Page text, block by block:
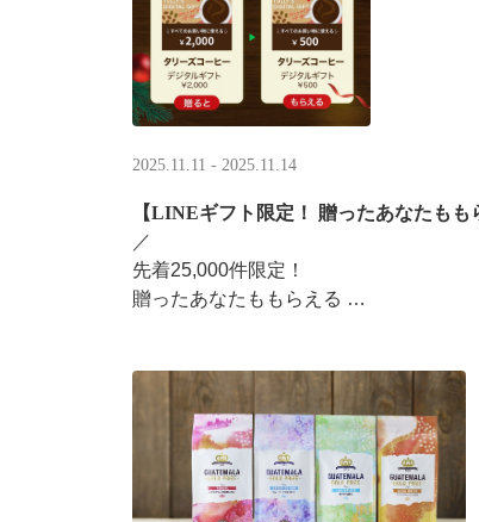
2025.11.11 - 2025.11.14
【LINEギフト限定！ 贈ったあなたもも
／ ​
先着25,000件限定！​
贈ったあなたももらえる ​
LINEギフト限定！ タリーズデジタルギ
分のデジタルギフトがもらえるキャンペ